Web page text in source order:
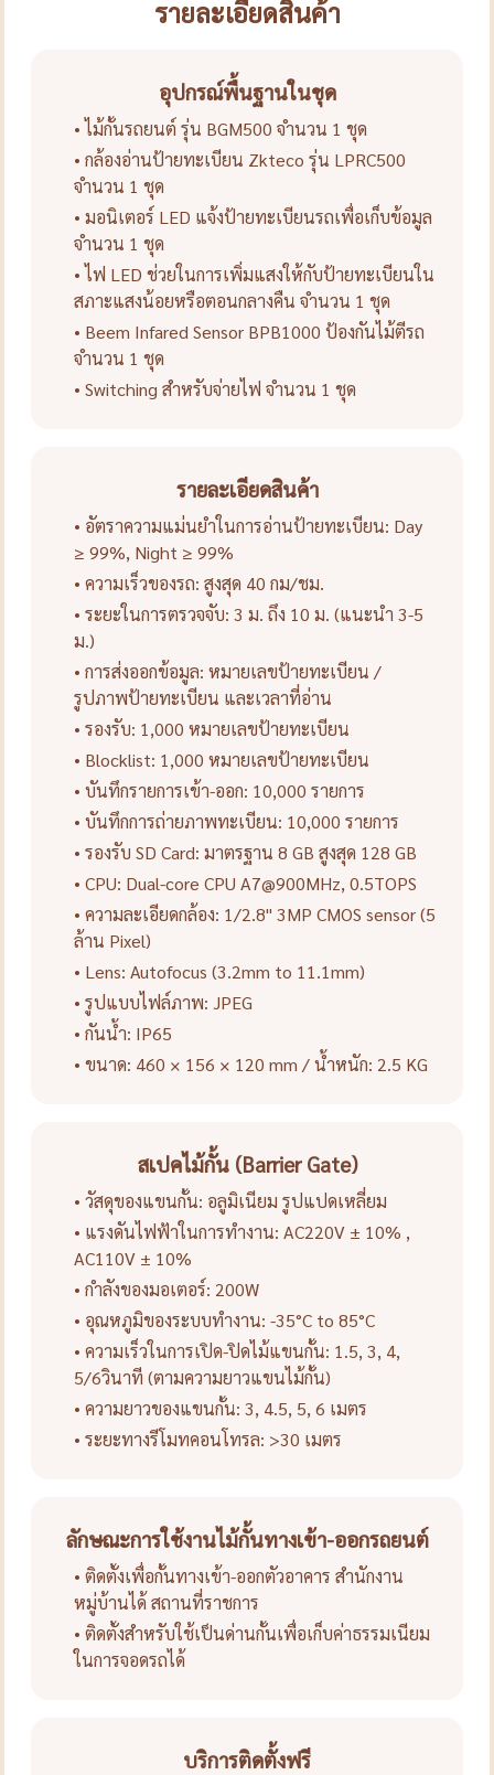
รายละเอียดสินค้า
อุปกรณ์พื้นฐานในชุด
• ไม้กั้นรถยนต์ รุ่น BGM500 จำนวน 1 ชุด
• กล้องอ่านป้ายทะเบียน Zkteco รุ่น LPRC500
จำนวน 1 ชุด
• มอนิเตอร์ LED แจ้งป้ายทะเบียนรถเพื่อเก็บข้อมูล
จำนวน 1 ชุด
• ไฟ LED ช่วยในการเพิ่มแสงให้กับป้ายทะเบียนใน
สภาะแสงน้อยหรือตอนกลางคืน จำนวน 1 ชุด
• Beem Infared Sensor BPB1000 ป้องกันไม้ตีรถ
จำนวน 1 ชุด
• Switching สำหรับจ่ายไฟ จำนวน 1 ชุด
รายละเอียดสินค้า
• อัตราความแม่นยำในการอ่านป้ายทะเบียน: Day
≥ 99%, Night ≥ 99%
• ความเร็วของรถ: สูงสุด 40 กม/ชม.
• ระยะในการตรวจจับ: 3 ม. ถึง 10 ม. (แนะนำ 3-5
ม.)
• การส่งออกข้อมูล: หมายเลขป้ายทะเบียน /
รูปภาพป้ายทะเบียน และเวลาที่อ่าน
• รองรับ: 1,000 หมายเลขป้ายทะเบียน
• Blocklist: 1,000 หมายเลขป้ายทะเบียน
• บันทึกรายการเข้า-ออก: 10,000 รายการ
• บันทึกการถ่ายภาพทะเบียน: 10,000 รายการ
• รองรับ SD Card: มาตรฐาน 8 GB สูงสุด 128 GB
• CPU: Dual-core CPU A7@900MHz, 0.5TOPS
• ความละเอียดกล้อง: 1/2.8" 3MP CMOS sensor (5
ล้าน Pixel)
• Lens: Autofocus (3.2mm to 11.1mm)
• รูปแบบไฟล์ภาพ: JPEG
• กันน้ำ: IP65
• ขนาด: 460 × 156 × 120 mm / น้ำหนัก: 2.5 KG
สเปคไม้กั้น (Barrier Gate)
• วัสดุของแขนกั้น: อลูมิเนียม รูปแปดเหลี่ยม
• แรงดันไฟฟ้าในการทำงาน: AC220V ± 10% ,
AC110V ± 10%
• กำลังของมอเตอร์: 200W
• อุณหภูมิของระบบทำงาน: -35°C to 85°C
• ความเร็วในการเปิด-ปิดไม้แขนกั้น: 1.5, 3, 4,
5/6วินาที (ตามความยาวแขนไม้กั้น)
• ความยาวของแขนกั้น: 3, 4.5, 5, 6 เมตร
• ระยะทางรีโมทคอนโทรล: >30 เมตร
ลักษณะการใช้งานไม้กั้นทางเข้า-ออกรถยนต์
• ติดตั้งเพื่อกั้นทางเข้า-ออกตัวอาคาร สำนักงาน
หมู่บ้านได้ สถานที่ราชการ
• ติดตั้งสำหรับใช้เป็นด่านกั้นเพื่อเก็บค่าธรรมเนียม
ในการจอดรถได้
บริการติดตั้งฟรี